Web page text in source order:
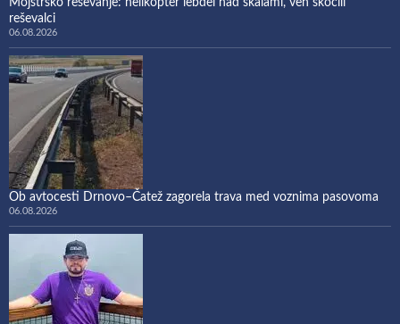
Mojstrsko reševanje: helikopter lebdel nad skalami, ven skočili
reševalci
06.08.2026
Ob avtocesti Drnovo–Čatež zagorela trava med voznima pasovoma
06.08.2026